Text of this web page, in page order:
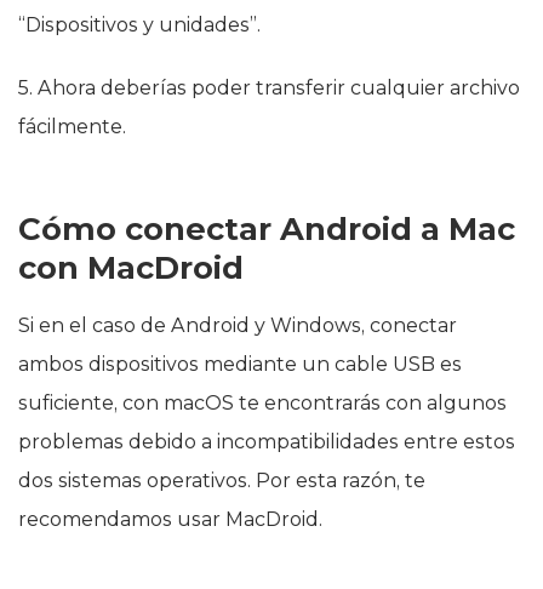
“Dispositivos y unidades”.
5. Ahora deberías poder transferir cualquier archivo
fácilmente.
Cómo conectar Android a Mac
con MacDroid
Si en el caso de Android y Windows, conectar
ambos dispositivos mediante un cable USB es
suficiente, con macOS te encontrarás con algunos
problemas debido a incompatibilidades entre estos
dos sistemas operativos. Por esta razón, te
recomendamos usar MacDroid.